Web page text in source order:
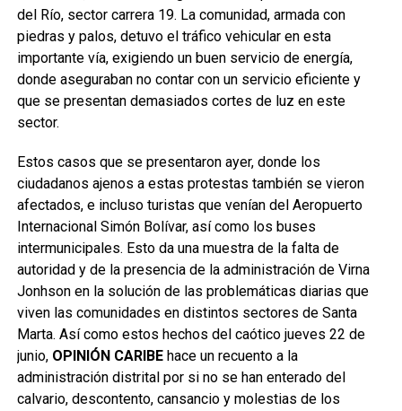
del Río, sector carrera 19. La comunidad, armada con
piedras y palos, detuvo el tráfico vehicular en esta
importante vía, exigiendo un buen servicio de energía,
donde aseguraban no contar con un servicio eficiente y
que se presentan demasiados cortes de luz en este
sector.
Estos casos que se presentaron ayer, donde los
ciudadanos ajenos a estas protestas también se vieron
afectados, e incluso turistas que venían del Aeropuerto
Internacional Simón Bolívar, así como los buses
intermunicipales. Esto da una muestra de la falta de
autoridad y de la presencia de la administración de Virna
Jonhson en la solución de las problemáticas diarias que
viven las comunidades en distintos sectores de Santa
Marta. Así como estos hechos del caótico jueves 22 de
junio, OPINIÓN CARIBEhace un recuento a la
administración distrital por si no se han enterado del
calvario, descontento, cansancio y molestias de los